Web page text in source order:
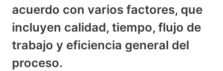
acuerdo con varios factores, que
incluyen calidad, tiempo, flujo de
trabajo y eficiencia general del
proceso.